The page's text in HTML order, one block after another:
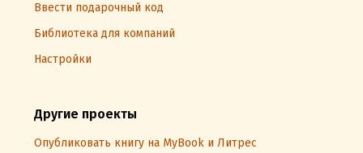
Ввести подарочный код
Библиотека для компаний
Настройки
Другие проекты
Опубликовать книгу на MyBook и Литрес